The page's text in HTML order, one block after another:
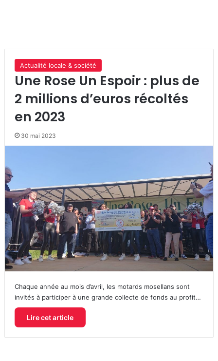
Actualité locale & société
Une Rose Un Espoir : plus de
2 millions d’euros récoltés
en 2023
30 mai 2023
Chaque année au mois d’avril, les motards mosellans sont
invités à participer à une grande collecte de fonds au profit…
Lire cet article